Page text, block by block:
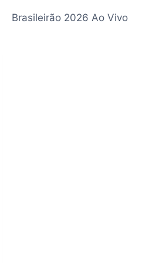
Brasileirão 2026 Ao Vivo